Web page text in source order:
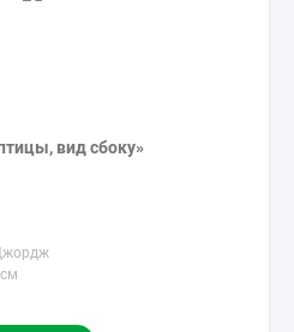
вид сбоку»